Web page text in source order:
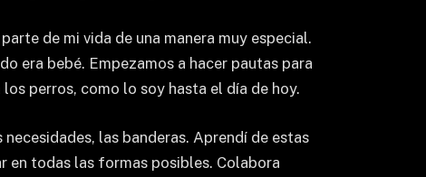
de mi vida de una manera muy especial.
era bebé. Empezamos a hacer pautas para
perros, como lo soy hasta el día de hoy.
las banderas. Aprendí de estas
en todas las formas posibles. Colabora